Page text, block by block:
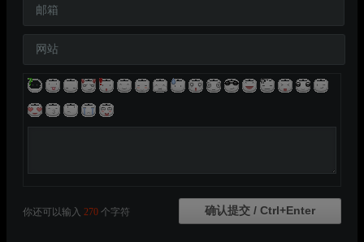
邮箱
网站
你还可以输入 270 个字符